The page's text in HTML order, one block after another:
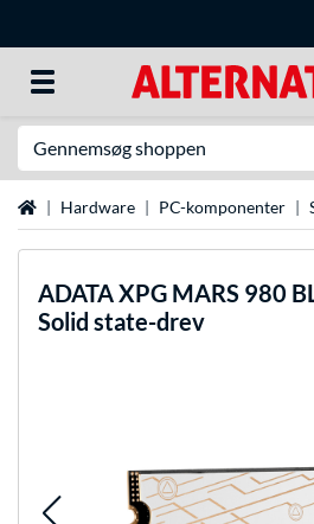
StartsideHardware PC-komponenter
ADATAXPG MARS 980
Solid state-drev